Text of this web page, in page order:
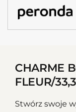
CHARME
FLEUR/
Stwórz swoje